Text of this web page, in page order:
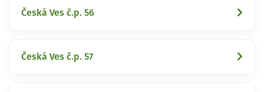
Česká Ves č.p. 56
Česká Ves č.p. 57